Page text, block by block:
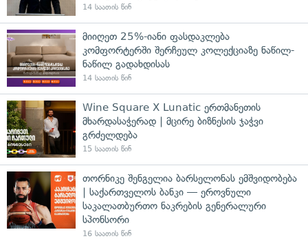
14 საათის წინ
მიიღეთ 25%-იანი ფასდაკლება
კომფორტერში შერჩეულ კოლექციაზე ნაწილ-
ნაწილ გადახდისას
14 საათის წინ
Wine Square X Lunatic ერთმანეთის
მხარდასაჭერად | მცირე ბიზნესის ჯაჭვი
გრძელდება
15 საათის წინ
თორნიკე შენგელია ბარსელონას ემშვიდობება
| საქართველოს ბანკი — ეროვნული
საკალათბურთო ნაკრების გენერალური
სპონსორი
16 საათის წინ